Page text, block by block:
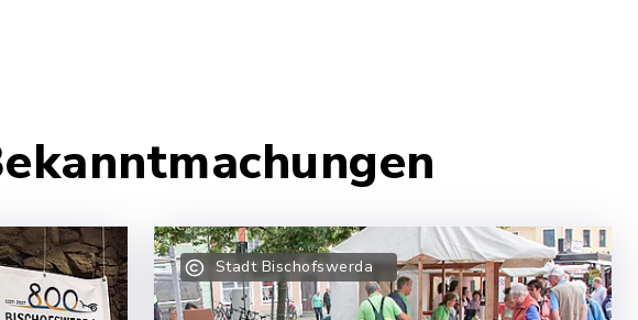
Stadt Bischofswerda